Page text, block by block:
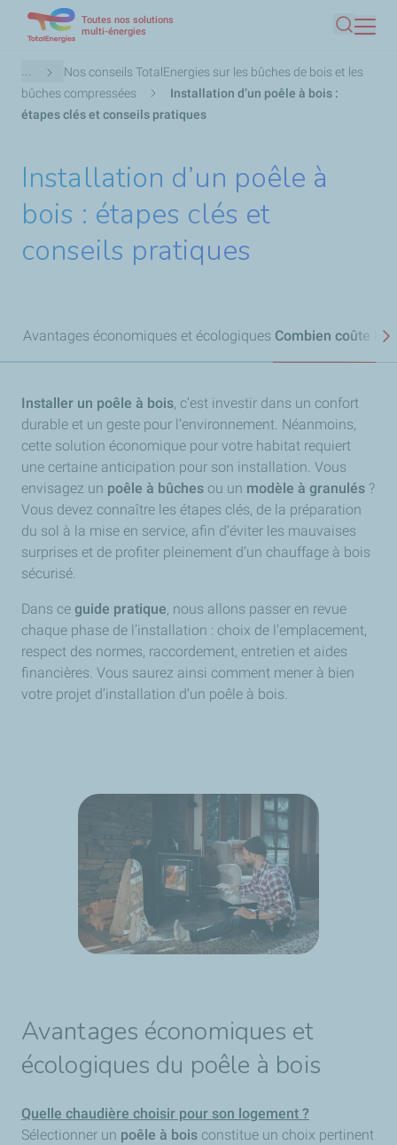
contenu
principal
Toutes nos solutions
multi-énergies
Fil
d'Ariane
...
Nos conseils TotalEnergies sur les bûches de bois et les
bûches compressées
Installation d’un poêle à bois :
étapes clés et conseils pratiques
Installation d’un poêle à
bois : étapes clés et
conseils pratiques
Avantages économiques et écologiques Combien coûte
Installer un poêle à bois, c’est investir dans un confort
durable et un geste pour l’environnement. Néanmoins,
cette solution économique pour votre habitat requiert
une certaine anticipation pour son installation. Vous
envisagez un poêle à bûches ou un modèle à granulés ?
Vous devez connaître les étapes clés, de la préparation
du sol à la mise en service, afin d’éviter les mauvaises
surprises et de profiter pleinement d’un chauffage à bois
sécurisé.
Dans ce guide pratique, nous allons passer en revue
chaque phase de l’installation : choix de l’emplacement,
respect des normes, raccordement, entretien et aides
financières. Vous saurez ainsi comment mener à bien
votre projet d’installation d’un poêle à bois.
Avantages économiques et
écologiques du poêle à bois
Quelle chaudière choisir pour son logement ?
Sélectionner un poêle à bois constitue un choix pertinent